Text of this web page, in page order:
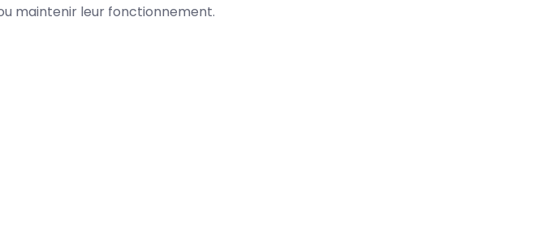
maintenir leur fonctionnement.